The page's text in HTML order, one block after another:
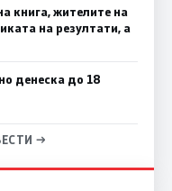
книга, жителите на
на резултати, а
денеска до 18
→